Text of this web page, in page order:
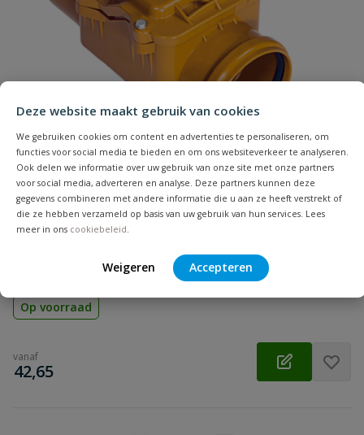
Deze website maakt gebruik van cookies
We gebruiken cookies om content en advertenties te personaliseren, om
functies voor social media te bieden en om ons websiteverkeer te analyseren.
Ook delen we informatie over uw gebruik van onze site met onze partners
voor social media, adverteren en analyse. Deze partners kunnen deze
gegevens combineren met andere informatie die u aan ze heeft verstrekt of
die ze hebben verzameld op basis van uw gebruik van hun services. Lees
meer in ons cookiebeleid.
Weigeren Accepteren
Samenvatting
Beoordeling versturen
Riool terugslagklep
Diameter: 50 t/m 315 mm| Aansluiting: manchet | Voorkomt
dat rioolwater terugstroomt | Horizontale montage |
Op voorraad
vanaf
€
42,65